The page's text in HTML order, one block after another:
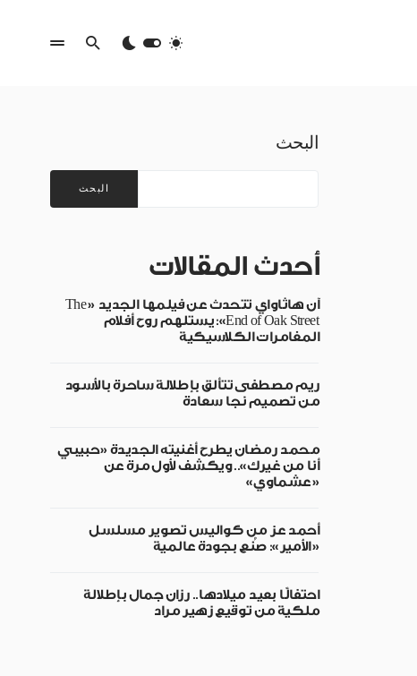
البحث
البحث
أحدث المقالات
آن هاثاواي تتحدث عن فيلمها الجديد «The
End of Oak Street»: يستلهم روح أفلام
المغامرات الكلاسيكية
ريم مصطفى تتألق بإطلالة ساحرة بالأسود
من تصميم نجا سعادة
محمد رمضان يطرح أغنيته الجديدة «حبيبي
أنا من غيرك».. ويكشف لأول مرة عن
«عشماوي»
أحمد عز من كواليس تصوير مسلسل
«الأمير»: صُنع بجودة عالمية
احتفالًا بعيد ميلادها.. رزان جمال بإطلالة
ملكية من توقيع زهير مراد